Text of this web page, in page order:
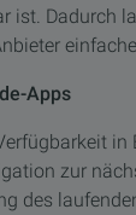
ist. Dadurch
Apps
in
zur
des